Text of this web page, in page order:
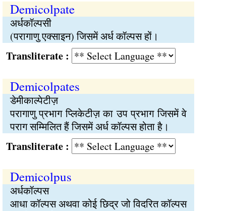
Demicolpate
अर्धकॉल्पसी
(परागाणु एक्साइन) जिसमें अर्ध कॉल्पस हों।
:
Demicolpates
डेमीकाल्पेटीज़
परागाणु प्रभाग प्लिकेटीज़ का उप प्रभाग जिसमें वे
पराग सम्मिलित हैं जिसमें अर्ध कॉल्पस होता है।
:
Demicolpus
अर्धकॉल्पस
आधा कॉल्पस अथवा कोई छिद्र जो विदरित कॉल्पस